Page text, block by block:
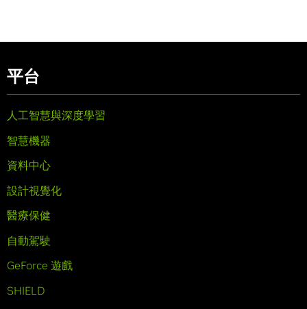
平台
人工智慧與深度學習
智慧機器
資料中心
設計視覺化
醫療保健
自動駕駛
GeForce 遊戲
SHIELD